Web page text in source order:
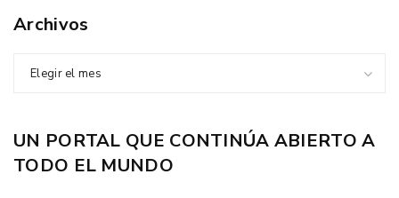
Archivos
Elegir el mes
UN PORTAL QUE CONTINÚA ABIERTO A
TODO EL MUNDO